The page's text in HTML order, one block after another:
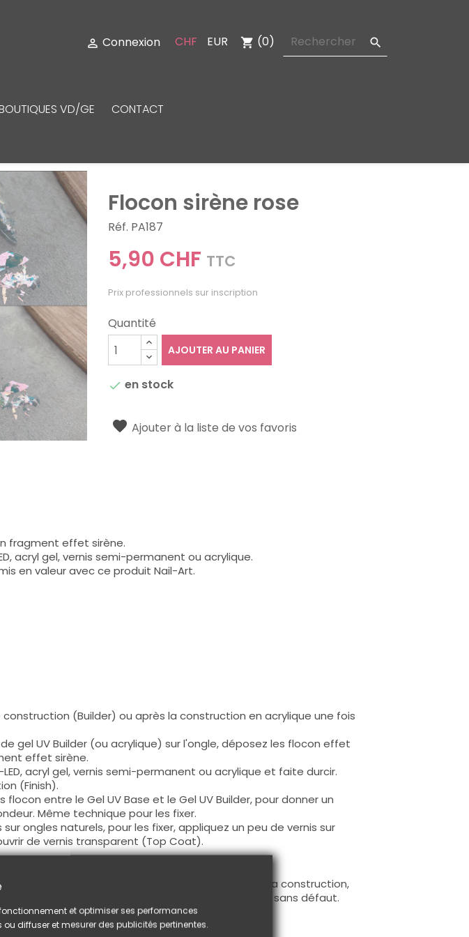
 Connexion CHF EUR shopping_cart (0) 
VD/GE CONTACT
Flocon sirène rose
Réf. PA187
5,90 CHF TTC
Prix professionnels sur inscription
Quantité
AJOUTER AU PANIER
 en stock
Ajouter à la liste de vos favoris
fragment effet sirène.
acryl gel, vernis semi-permanent ou acrylique.
en valeur avec ce produit Nail-Art.
construction (Builder) ou après la construction en acrylique une fois
gel UV Builder (ou acrylique) sur l'ongle, déposez les flocon effet
effet sirène.
acryl gel, vernis semi-permanent ou acrylique et faite durcir.
(Finish).
entre le Gel UV Base et le Gel UV Builder, pour donner un
Même technique pour les fixer.
ongles naturels, pour les fixer, appliquez un peu de vernis sur
de vernis transparent (Top Coat).
le Gel UV Finish, une fois les flocons fixées sur la construction,
dépassent. Ceci vous garantira une finition lisse et sans défaut.
et optimiser ses performances
diffuser et mesurer des publicités pertinentes.